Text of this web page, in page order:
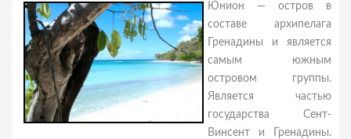
Юнион — остров в
составе архипелага
Гренадины и является
самым южным
островом группы.
Является частью
государства Сент-
Винсент и Гренадины.